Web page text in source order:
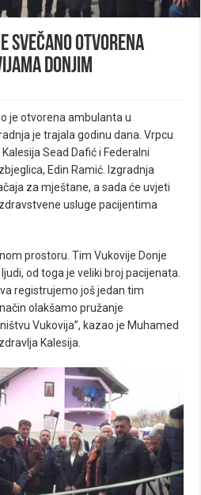
svečano otvorena
Donjim
je otvorena ambulanta u
je trajala godinu dana. Vrpcu
Sead Dafić i Federalni
Edin Ramić. Izgradnja
za mještane, a sada će uvjeti
usluge pacijentima
prostoru. Tim Vukovije Donje
od toga je veliki broj pacijenata.
registrujemo još jedan tim
olakšamo pružanje
Vukovija”, kazao je Muhamed
Kalesija.